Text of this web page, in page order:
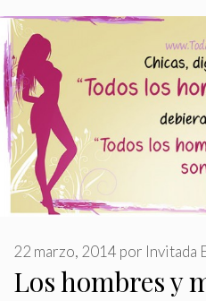
Los hombres y
22 marzo, 2014 por Invitada